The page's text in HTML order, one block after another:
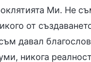
Ми. Не
от
давал
никога